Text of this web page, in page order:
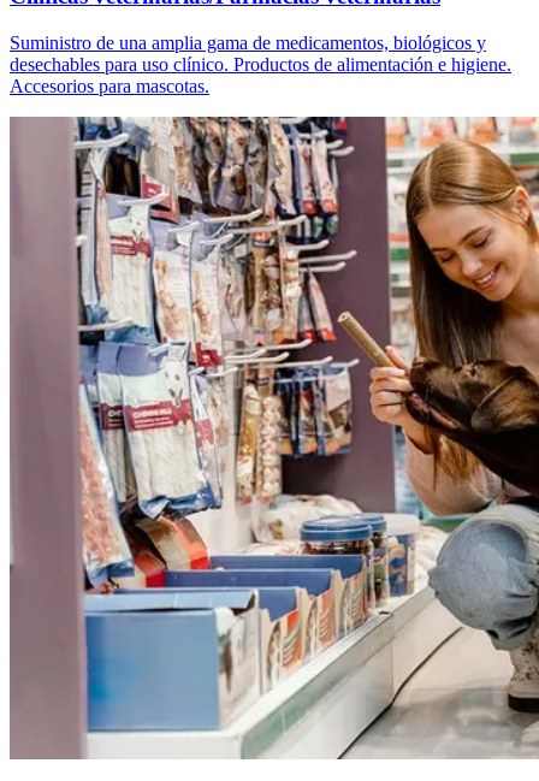
Suministro de una amplia gama de medicamentos, biológicos y
desechables para uso clínico. Productos de alimentación e higiene.
Accesorios para mascotas.